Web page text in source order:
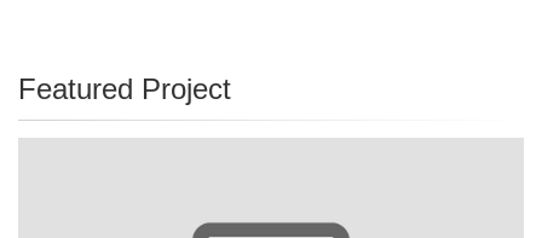
Featured Project